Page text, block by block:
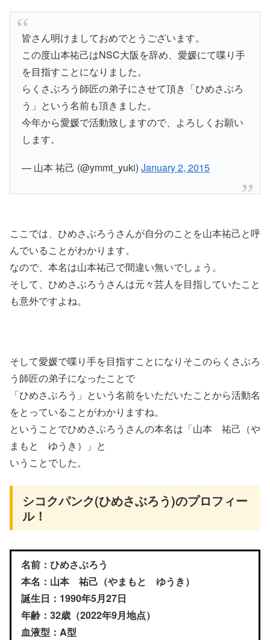
皆さん明けましておめでとうございます。
この度山本祐己はNSC大阪を辞め、愛媛にて喋り手
を目指すことになりました。
らくさぶろう師匠の弟子にさせて頂き「ひめさぶろ
う」という名前も頂きました。
今年から愛媛で活動致しますので、よろしくお願い
します。
— 山本 祐己 (@ymmt_yuki)January 2, 2015
ここでは、ひめさぶろうさんが自分のことを山本祐己と呼
んでいることがわかります。
なので、本名は山本祐己で間違い無いでしょう。
そして、ひめさぶろうさんは元々芸人を目指していたこと
も意外ですよね。
そして愛媛で喋り手を目指すことになりそこのらくさぶろ
う師匠の弟子になったことで
「ひめさぶろう」という名前をいただいたことから活動名
をとっていることがわかりますね。
ということでひめさぶろうさんの本名は「山本 祐己（や
まもと ゆうき）」と
いうことでした。
シコクパンク(ひめさぶろう)のプロフィー
ル！
名前：ひめさぶろう
本名：山本 祐己（やまもと ゆうき）
誕生日：1990年5月27日
年齢：32歳（2022年9月地点）
血液型：A型